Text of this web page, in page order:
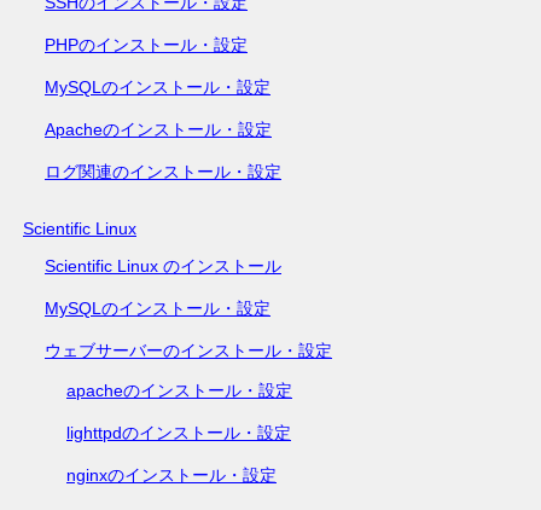
PHPのインストール・設定
MySQLのインストール・設定
Apacheのインストール・設定
ログ関連のインストール・設定
Scientific Linux
Scientific Linux のインストール
MySQLのインストール・設定
ウェブサーバーのインストール・設定
apacheのインストール・設定
lighttpdのインストール・設定
nginxのインストール・設定